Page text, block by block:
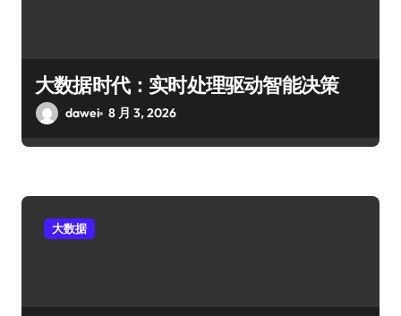
大数据时代：实时处理驱动智能决策
dawei 8 月 3, 2026
大数据